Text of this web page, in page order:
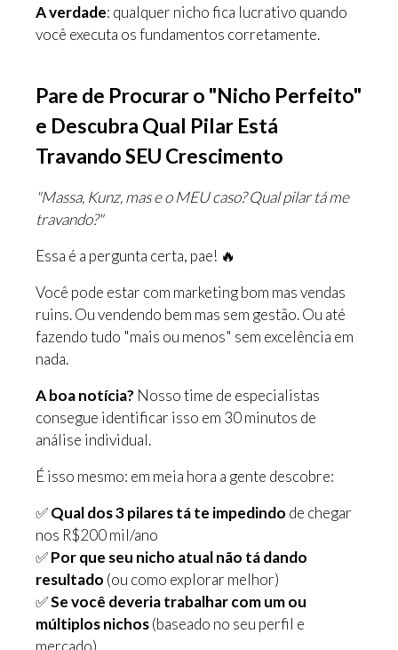
A verdade: qualquer nicho fica lucrativo quando
você executa os fundamentos corretamente.
Pare de Procurar o "Nicho Perfeito"
e Descubra Qual Pilar Está
Travando SEU Crescimento
"Massa, Kunz, mas e o MEU caso? Qual pilar tá me
travando?"
Essa é a pergunta certa, pae! 🔥
Você pode estar com marketing bom mas vendas
ruins. Ou vendendo bem mas sem gestão. Ou até
fazendo tudo "mais ou menos" sem excelência em
nada.
A boa notícia? Nosso time de especialistas
consegue identificar isso em 30 minutos de
análise individual.
É isso mesmo: em meia hora a gente descobre:
✅Qual dos 3 pilares tá te impedindo de chegar
nos R$200 mil/ano
✅Por que seu nicho atual não tá dando
resultado (ou como explorar melhor)
✅Se você deveria trabalhar com um ou
múltiplos nichos(baseado no seu perfil e
mercado)